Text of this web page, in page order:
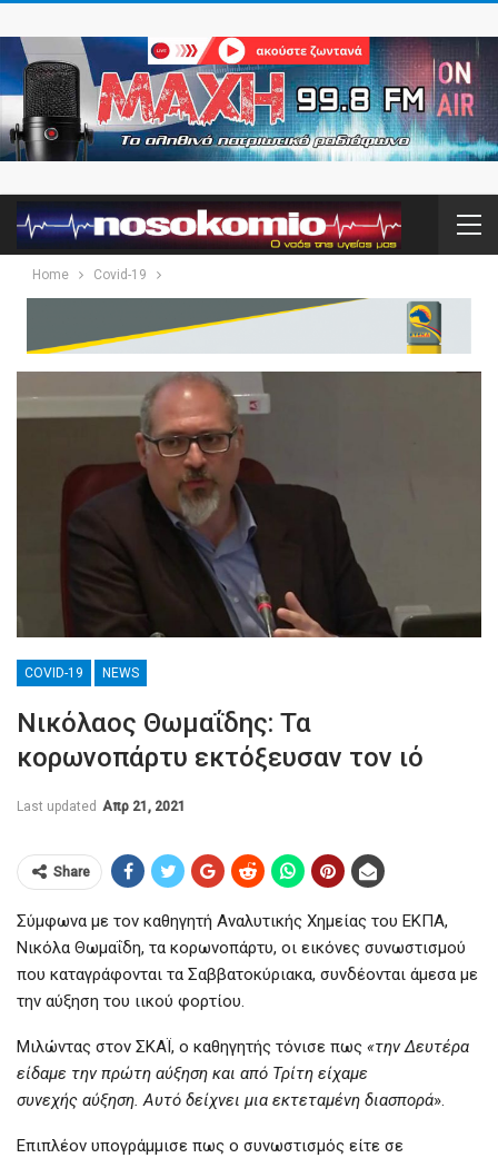
Home Covid-19
COVID-19 NEWS
Νικόλαος Θωμαΐδης: Τα
κορωνοπάρτυ εκτόξευσαν τον ιό
Last updated Απρ 21, 2021
Share
Σύμφωνα με τον καθηγητή Αναλυτικής Χημείας του ΕΚΠΑ,
Νικόλα Θωμαΐδη, τα κορωνοπάρτυ, οι εικόνες συνωστισμού
που καταγράφονται τα Σαββατοκύριακα, συνδέονται άμεσα με
την αύξηση του ιικού φορτίου.
Μιλώντας στον ΣΚΑΪ, ο καθηγητής τόνισε πως «την Δευτέρα
είδαμε την πρώτη αύξηση και από Τρίτη είχαμε
συνεχής αύξηση. Αυτό δείχνει μια εκτεταμένη διασπορά».
Επιπλέον υπογράμμισε πως ο συνωστισμός είτε σε